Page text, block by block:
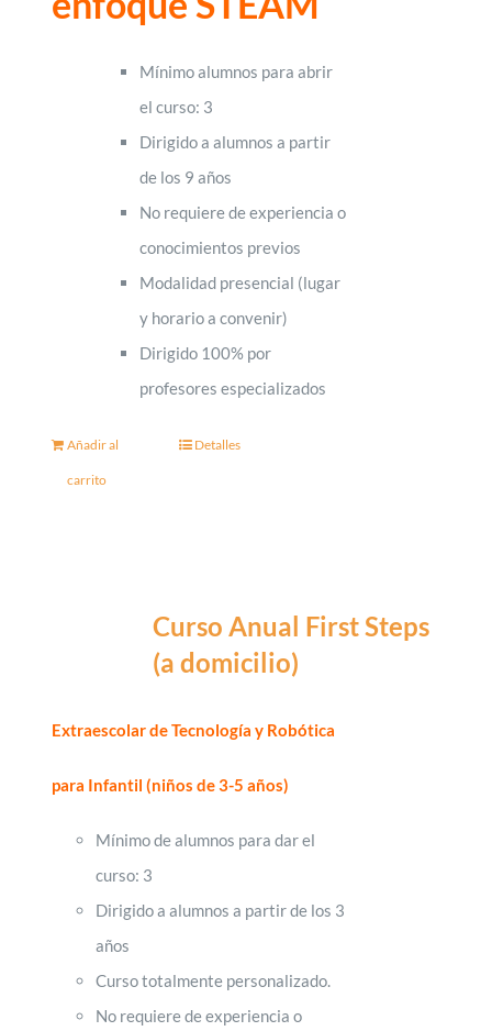
Mínimo alumnos para abrir
el curso: 3
Dirigido a alumnos a partir
de los 9 años
No requiere de experiencia o
conocimientos previos
Modalidad presencial (lugar
y horario a convenir)
Dirigido 100% por
profesores especializados
Añadir al
carrito
Detalles
Curso Anual First Steps
(a domicilio)
Extraescolar de Tecnología y Robótica
para Infantil(niños de 3-5 años)
Mínimo de alumnos para dar el
curso: 3
Dirigido a alumnos a partir de los 3
años
Curso totalmente personalizado.
No requiere de experiencia o